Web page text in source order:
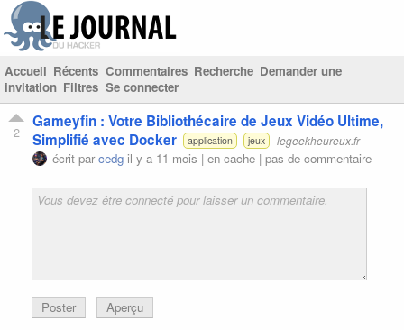
Accueil Récents Commentaires Recherche Demander une
invitation Filtres Se connecter
2
Gameyfin : Votre Bibliothécaire de Jeux Vidéo Ultime,
Simplifié avec Docker
application jeux legeekheureux.fr
écrit parcedg il y a 11 mois | en cache | pas de commentaire
Poster Aperçu